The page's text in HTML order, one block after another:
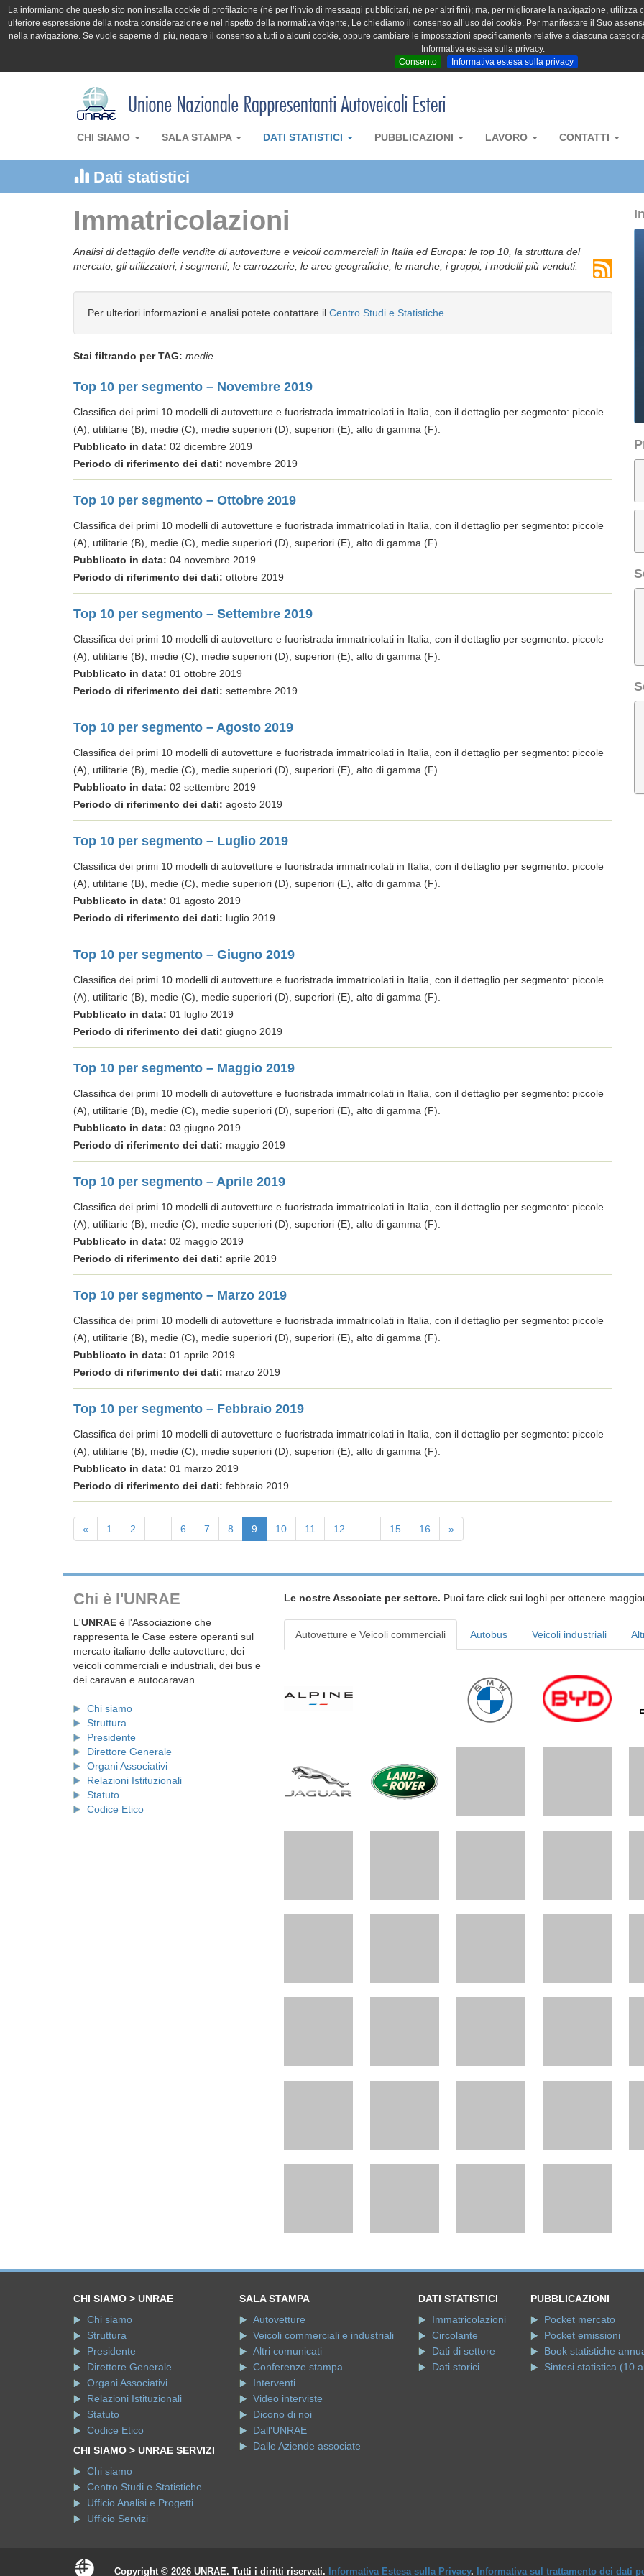
La informiamo che questo sito non installa cookie di profilazione (né per l’invio di messaggi pubblicitari, né per altri fini); ma, per migliorare la navigazione,
ulteriore espressione della nostra considerazione e nel rispetto della normativa vigente, Le chiediamo il consenso all’uso dei cookie. Per manifestare il Suo
nella navigazione. Se vuole saperne di più, negare il consenso a tutti o alcuni cookie, oppure cambiare le impostazioni specificamente relative a ciascuna
Informativa estesa sulla privacy.
Consento
Informativa estesa sulla privacy
CHI SIAMO SALA STAMPA DATI STATISTICI PUBBLICAZIONI LAVORO CONTATTI
Dati statistici
Immatricolazioni
Analisi di dettaglio delle vendite di autovetture e veicoli commerciali in Italia ed Europa: le top 10, la struttura del
mercato, gli utilizzatori, i segmenti, le carrozzerie, le aree geografiche, le marche, i gruppi, i modelli più venduti.
Per ulteriori informazioni e analisi potete contattare il Centro Studi e Statistiche
Stai filtrando per TAG: medie
Top 10 per segmento – Novembre 2019
Classifica dei primi 10 modelli di autovetture e fuoristrada immatricolati in Italia, con il dettaglio per segmento: piccole
(A), utilitarie (B), medie (C), medie superiori (D), superiori (E), alto di gamma (F).
Pubblicato in data: 02 dicembre 2019
Periodo di riferimento dei dati: novembre 2019
Top 10 per segmento – Ottobre 2019
Classifica dei primi 10 modelli di autovetture e fuoristrada immatricolati in Italia, con il dettaglio per segmento: piccole
(A), utilitarie (B), medie (C), medie superiori (D), superiori (E), alto di gamma (F).
Pubblicato in data: 04 novembre 2019
Periodo di riferimento dei dati: ottobre 2019
Top 10 per segmento – Settembre 2019
Classifica dei primi 10 modelli di autovetture e fuoristrada immatricolati in Italia, con il dettaglio per segmento: piccole
(A), utilitarie (B), medie (C), medie superiori (D), superiori (E), alto di gamma (F).
Pubblicato in data: 01 ottobre 2019
Periodo di riferimento dei dati: settembre 2019
Top 10 per segmento – Agosto 2019
Classifica dei primi 10 modelli di autovetture e fuoristrada immatricolati in Italia, con il dettaglio per segmento: piccole
(A), utilitarie (B), medie (C), medie superiori (D), superiori (E), alto di gamma (F).
Pubblicato in data: 02 settembre 2019
Periodo di riferimento dei dati: agosto 2019
Top 10 per segmento – Luglio 2019
Classifica dei primi 10 modelli di autovetture e fuoristrada immatricolati in Italia, con il dettaglio per segmento: piccole
(A), utilitarie (B), medie (C), medie superiori (D), superiori (E), alto di gamma (F).
Pubblicato in data: 01 agosto 2019
Periodo di riferimento dei dati: luglio 2019
Top 10 per segmento – Giugno 2019
Classifica dei primi 10 modelli di autovetture e fuoristrada immatricolati in Italia, con il dettaglio per segmento: piccole
(A), utilitarie (B), medie (C), medie superiori (D), superiori (E), alto di gamma (F).
Pubblicato in data: 01 luglio 2019
Periodo di riferimento dei dati: giugno 2019
Top 10 per segmento – Maggio 2019
Classifica dei primi 10 modelli di autovetture e fuoristrada immatricolati in Italia, con il dettaglio per segmento: piccole
(A), utilitarie (B), medie (C), medie superiori (D), superiori (E), alto di gamma (F).
Pubblicato in data: 03 giugno 2019
Periodo di riferimento dei dati: maggio 2019
Top 10 per segmento – Aprile 2019
Classifica dei primi 10 modelli di autovetture e fuoristrada immatricolati in Italia, con il dettaglio per segmento: piccole
(A), utilitarie (B), medie (C), medie superiori (D), superiori (E), alto di gamma (F).
Pubblicato in data: 02 maggio 2019
Periodo di riferimento dei dati: aprile 2019
Top 10 per segmento – Marzo 2019
Classifica dei primi 10 modelli di autovetture e fuoristrada immatricolati in Italia, con il dettaglio per segmento: piccole
(A), utilitarie (B), medie (C), medie superiori (D), superiori (E), alto di gamma (F).
Pubblicato in data: 01 aprile 2019
Periodo di riferimento dei dati: marzo 2019
Top 10 per segmento – Febbraio 2019
Classifica dei primi 10 modelli di autovetture e fuoristrada immatricolati in Italia, con il dettaglio per segmento: piccole
(A), utilitarie (B), medie (C), medie superiori (D), superiori (E), alto di gamma (F).
Pubblicato in data: 01 marzo 2019
Periodo di riferimento dei dati: febbraio 2019
« 1 2 6 7 8 9 10 11 12 15 16 »
Chi è l'UNRAE
L'UNRAE è l'Associazione che
rappresenta le Case estere operanti sul
mercato italiano delle autovetture, dei
veicoli commerciali e industriali, dei bus e
dei caravan e autocaravan.
Chi siamo
Struttura
Presidente
Direttore Generale
Organi Associativi
Relazioni Istituzionali
Statuto
Codice Etico
Le nostre Associate per settore. Puoi fare click sui loghi per ottenere
Autovetture e Veicoli commerciali Autobus Veicoli industriali
CHI SIAMO > UNRAE
Chi siamo
Struttura
Presidente
Direttore Generale
Organi Associativi
Relazioni Istituzionali
Statuto
Codice Etico
CHI SIAMO > UNRAE SERVIZI
Chi siamo
Centro Studi e Statistiche
Ufficio Analisi e Progetti
Ufficio Servizi
SALA STAMPA
Autovetture
Veicoli commerciali e industriali
Altri comunicati
Conferenze stampa
Interventi
Video interviste
Dicono di noi
Dall'UNRAE
Dalle Aziende associate
DATI STATISTICI
Immatricolazioni
Circolante
Dati di settore
Dati storici
PUBBLICAZIONI
Pocket mercato
Pocket emissioni
Book statistiche
Sintesi statistica (10
Copyright © 2026 UNRAE. Tutti i diritti riservati. Informativa Estesa sulla Privacy. Informativa sul trattamento dei dati